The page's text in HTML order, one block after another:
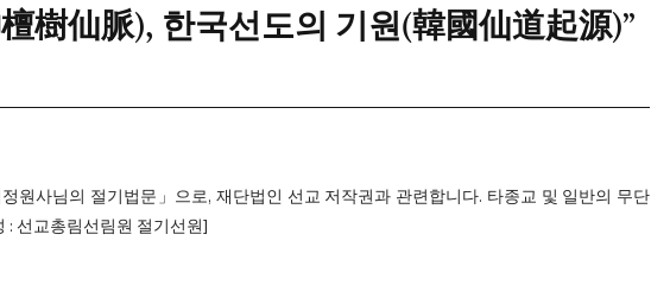
樹仙脈), 한국선도의 기원(韓國仙道起源)”
원사님의 절기법문」으로, 재단법인 선교 저작권과 관련합니다. 타종교 및 일반의 무단
: 선교총림선림원 절기선원]